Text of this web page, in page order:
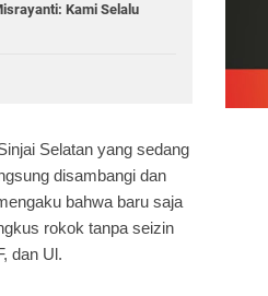
Kami Selalu
Selatan yang sedang
disambangi dan
bahwa baru saja
rokok tanpa seizin
dan Ul.